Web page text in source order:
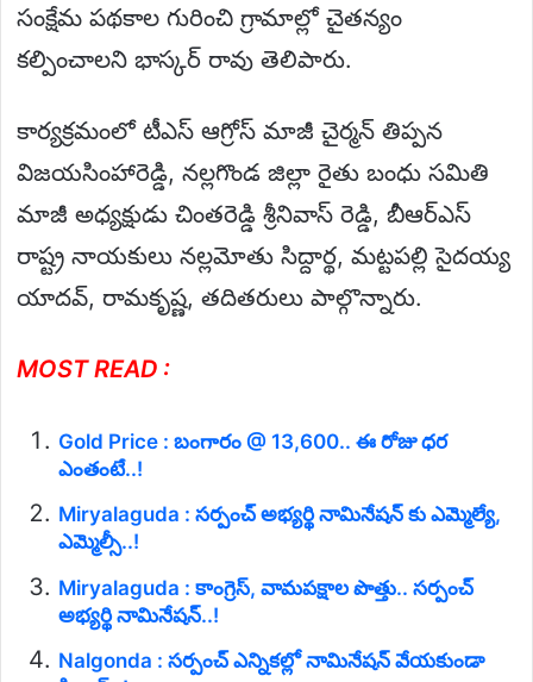
సంక్షేమ పథకాల గురించి గ్రామాల్లో చైతన్యం
కల్పించాలని భాస్కర్ రావు తెలిపారు.
కార్యక్రమంలో టీఎస్ ఆగ్రోస్ మాజీ చైర్మన్ తిప్పన
విజయసింహారెడ్డి, నల్లగొండ జిల్లా రైతు బంధు సమితి
మాజీ అధ్యక్షుడు చింతరెడ్డి శ్రీనివాస్ రెడ్డి, బీఆర్ఎస్
రాష్ట్ర నాయకులు నల్లమోతు సిద్దార్థ, మట్టపల్లి సైదయ్య
యాదవ్, రామకృష్ణ, తదితరులు పాల్గొన్నారు.
MOST READ :
Gold Price : బంగారం @ 13,600.. ఈ రోజు ధర
ఎంతంటే..!
Miryalaguda : సర్పంచ్ అభ్యర్థి నామినేషన్ కు ఎమ్మెల్యే,
ఎమ్మెల్సీ..!
Miryalaguda : కాంగ్రెస్, వామపక్షాల పొత్తు.. సర్పంచ్
అభ్యర్థి నామినేషన్..!
Nalgonda : సర్పంచ్ ఎన్నికల్లో నామినేషన్ వేయకుండా